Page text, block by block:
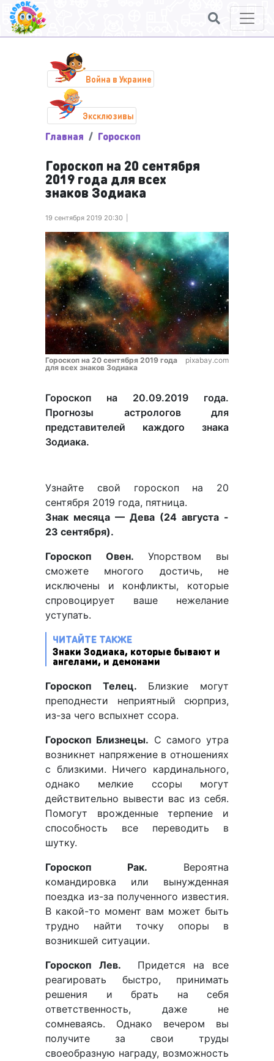
Война в Украине
Эксклюзивы
Главная Гороскоп
Гороскоп на 20 сентября
2019 года для всех
знаков Зодиака
19 сентября 2019 20:30
Гороскоп на 20 сентября 2019 года
для всех знаков Зодиака
pixabay.com
Гороскоп на 20.09.2019 года.
Прогнозы астрологов для
представителей каждого знака
Зодиака.
Узнайте свой гороскоп на 20
сентября 2019 года, пятница.
Знак месяца — Дева (24 августа -
23 сентября).
Гороскоп Овен. Упорством вы
сможете многого достичь, не
исключены и конфликты, которые
спровоцирует ваше нежелание
уступать.
ЧИТАЙТЕ ТАКЖЕ
Знаки Зодиака, которые бывают и
ангелами, и демонами
Гороскоп Телец. Близкие могут
преподнести неприятный сюрприз,
из-за чего вспыхнет ссора.
Гороскоп Близнецы. С самого утра
возникнет напряжение в отношениях
с близкими. Ничего кардинального,
однако мелкие ссоры могут
действительно вывести вас из себя.
Помогут врожденные терпение и
способность все переводить в
шутку.
Гороскоп Рак. Вероятна
командировка или вынужденная
поездка из-за полученного известия.
В какой-то момент вам может быть
трудно найти точку опоры в
возникшей ситуации.
Гороскоп Лев. Придется на все
реагировать быстро, принимать
решения и брать на себя
ответственность, даже не
сомневаясь. Однако вечером вы
получите за свои труды
своеобразную награду, возможность